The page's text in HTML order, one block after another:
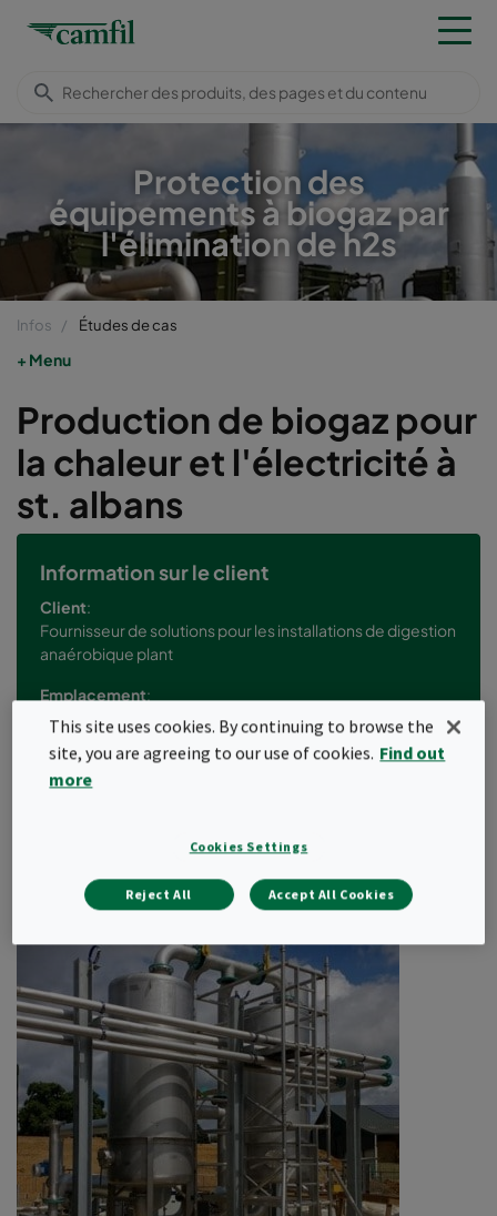
Protection des
équipements à biogaz par
l'élimination de h2s
Infos Études de cas
Menu
Production de biogaz pour
la chaleur et l'électricité à
st. albans
Information sur le client
Client:
Fournisseur de solutions pour les installations de digestion
anaérobique plant
Emplacement:
St. Albans, Royaume-Uni
Secteur:
Énergie à partir de déchets
This site uses cookies. By continuing to browse the
site, you are agreeing to our use of cookies. Find out
more
Cookies Settings
Reject All Accept All Cookies